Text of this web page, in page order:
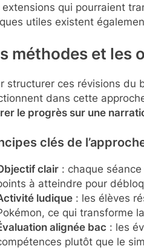
extensions qui pourraient
utiles existent
méthodes et les
structurer ces révisions du
dans cette
le progrès sur une
clés de
clair: chaque séance
à atteindre pour
ludique: les élèves
ce qui transforme
alignée bac : les
plutôt que le